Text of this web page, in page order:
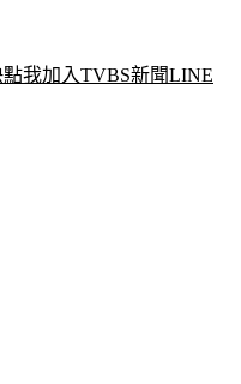
我加入TVBS新聞LINE